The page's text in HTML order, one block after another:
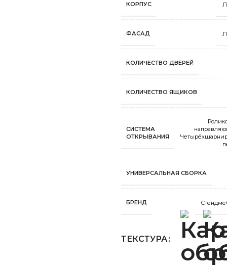
КОРПУС
ФАСАД
КОЛИЧЕСТВО ДВЕРЕЙ
КОЛИЧЕСТВО ЯЩИКОВ
СИСТЕМА
ОТКРЫВАНИЯ
УНИВЕРСАЛЬНАЯ СБОРКА
БРЕНД
ТЕКСТУРА